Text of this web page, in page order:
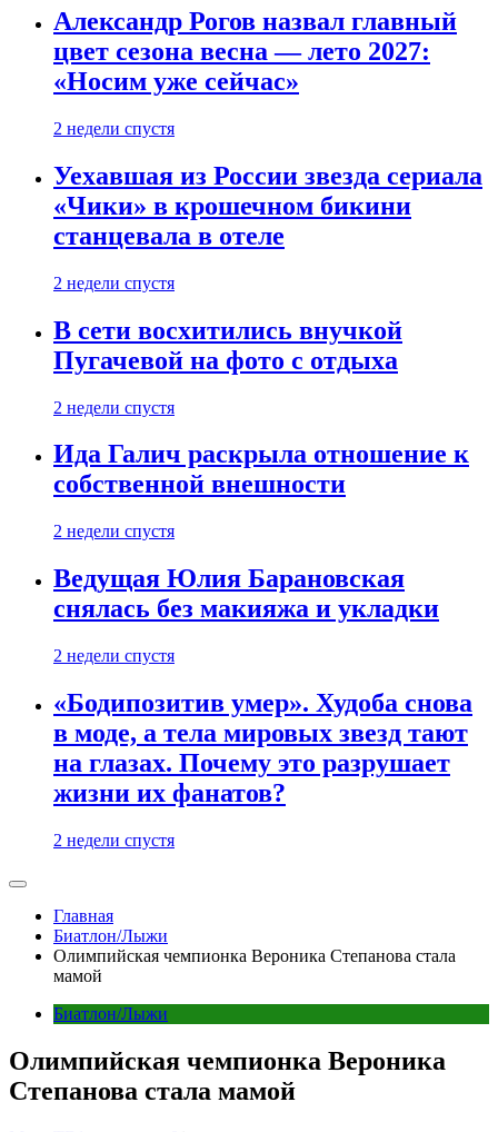
Александр Рогов назвал главный
цвет сезона весна — лето 2027:
«Носим уже сейчас»
2 недели спустя
Уехавшая из России звезда сериала
«Чики» в крошечном бикини
станцевала в отеле
2 недели спустя
В сети восхитились внучкой
Пугачевой на фото с отдыха
2 недели спустя
Ида Галич раскрыла отношение к
собственной внешности
2 недели спустя
Ведущая Юлия Барановская
снялась без макияжа и укладки
2 недели спустя
«Бодипозитив умер». Худоба снова
в моде, а тела мировых звезд тают
на глазах. Почему это разрушает
жизни их фанатов?
2 недели спустя
Главная
Биатлон/Лыжи
Олимпийская чемпионка Вероника Степанова стала
мамой
Биатлон/Лыжи
Олимпийская чемпионка Вероника
Степанова стала мамой